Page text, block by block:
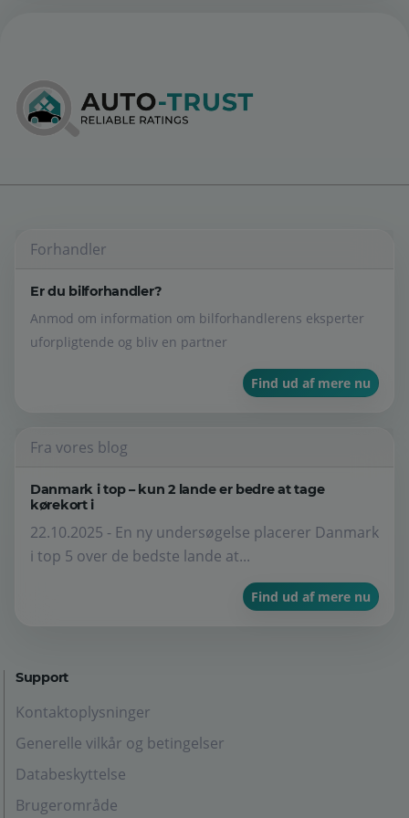
Forhandler
Er du bilforhandler?
Anmod om information om bilforhandlerens eksperter
uforpligtende og bliv en partner
Find ud af mere nu
Fra vores blog
Danmark i top – kun 2 lande er bedre at tage
kørekort i
22.10.2025 - En ny undersøgelse placerer Danmark
i top 5 over de bedste lande at...
Find ud af mere nu
Support
Kontaktoplysninger
Generelle vilkår og betingelser
Databeskyttelse
Brugerområde